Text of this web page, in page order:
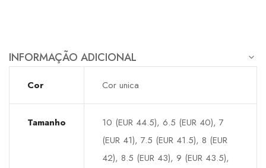
INFORMAÇÃO ADICIONAL
Cor Cor unica
Tamanho
10 (EUR 44.5), 6.5 (EUR 40), 7
(EUR 41), 7.5 (EUR 41.5), 8 (EUR
42), 8.5 (EUR 43), 9 (EUR 43.5),